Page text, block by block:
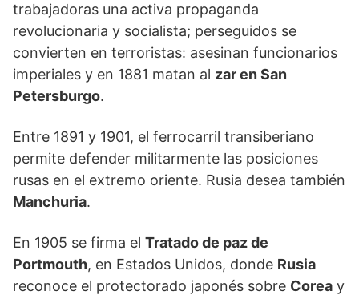
trabajadoras una activa propaganda
revolucionaria y socialista; perseguidos se
convierten en terroristas: asesinan funcionarios
imperiales y en 1881 matan al zar en San
Petersburgo.
Entre 1891 y 1901, el ferrocarril transiberiano
permite defender militarmente las posiciones
rusas en el extremo oriente. Rusia desea también
Manchuria.
En 1905 se firma el Tratado de paz de
Portmouth, en Estados Unidos, donde Rusia
reconoce el protectorado japonés sobre Corea y